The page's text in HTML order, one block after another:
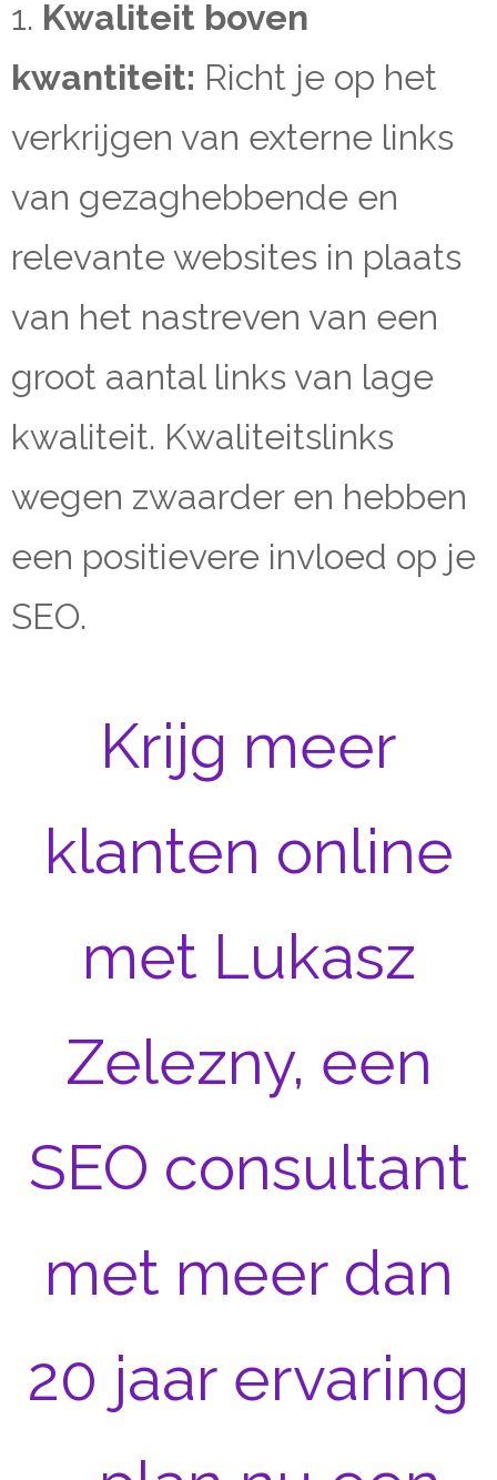
1. Kwaliteit boven
kwantiteit: Richt je op het
verkrijgen van externe links
van gezaghebbende en
relevante websites in plaats
van het nastreven van een
groot aantal links van lage
kwaliteit. Kwaliteitslinks
wegen zwaarder en hebben
een positievere invloed op je
SEO.
Krijg meer
klanten online
met Lukasz
Zelezny, een
SEO consultant
met meer dan
20 jaar ervaring